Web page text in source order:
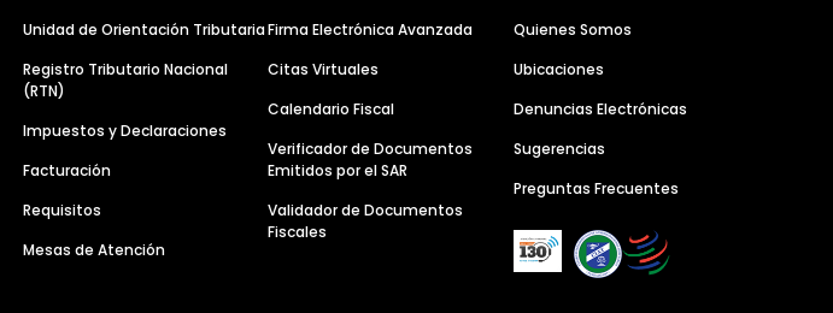
Unidad de Orientación Tributaria
Registro Tributario Nacional
(RTN)
Impuestos y Declaraciones
Facturación
Requisitos
Mesas de Atención
Firma Electrónica Avanzada
Citas Virtuales
Calendario Fiscal
Verificador de Documentos
Emitidos por el SAR
Validador de Documentos
Fiscales
Quienes Somos
Ubicaciones
Denuncias Electrónicas
Sugerencias
Preguntas Frecuentes